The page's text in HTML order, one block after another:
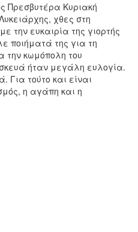
Πρεσβυτέρα Κυριακή
χθες στη
την ευκαιρία της γιορτής
ποιήματά της για τη
την κωμόπολη του
ήταν μεγάλη ευλογία.
τούτο και είναι
η αγάπη και η